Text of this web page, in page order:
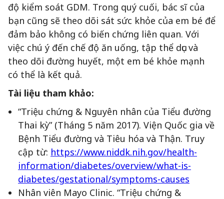
độ kiểm soát GDM. Trong quý cuối, bác sĩ của
bạn cũng sẽ theo dõi sát sức khỏe của em bé để
đảm bảo không có biến chứng liên quan. Với
việc chú ý đến chế độ ăn uống, tập thể dục và
theo dõi đường huyết, một em bé khỏe mạnh
có thể là kết quả.
Tài liệu tham khảo:
“Triệu chứng & Nguyên nhân của Tiểu đường
Thai kỳ” (Tháng 5 năm 2017). Viện Quốc gia về
Bệnh Tiểu đường và Tiêu hóa và Thận. Truy
cập từ: https://www.niddk.nih.gov/health-
information/diabetes/overview/what-is-
diabetes/gestational/symptoms-causes
Nhân viên Mayo Clinic. “Triệu chứng &